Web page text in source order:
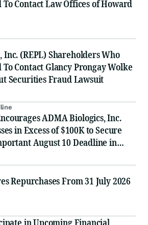
Contact Law Offices of Howard
(REPL) Shareholders Who
Contact Glancy Prongay Wolke
Securities Fraud Lawsuit
ADMA Biologics, Inc.
in Excess of $100K to Secure
August 10 Deadline in
First Filed by the Firm –
Repurchases From 31 July 2026